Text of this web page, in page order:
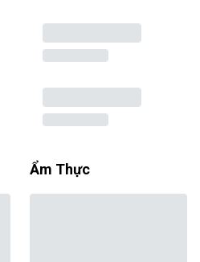
Ẩm Thực